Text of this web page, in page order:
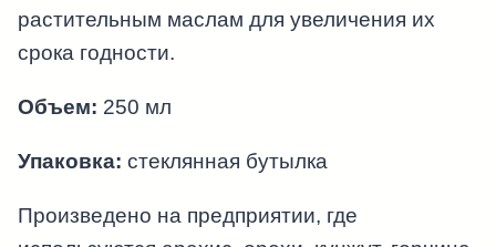
растительным маслам для увеличения их
срока годности.
Объем: 250 мл
Упаковка: стеклянная бутылка
Произведено на предприятии, где